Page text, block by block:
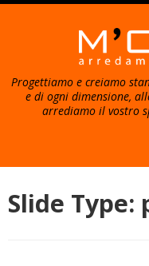
contenuto
Progettiamo e creiamo
e di ogni dimensione,
arrediamo il vostro
Slide Type: